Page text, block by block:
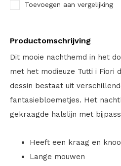
Toevoegen aan vergelijking
Productomschrijving
Dit mooie nachthemd in het
met het modieuze Tutti i Fiori
dessin bestaat uit
fantasiebloemetjes. Het
gekraagde halslijn met
Heeft een kraag en
Lange mouwen